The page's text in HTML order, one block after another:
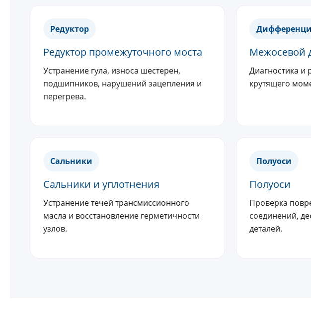
Редуктор
Редуктор промежуточного моста
Устранение гула, износа шестерен,
подшипников, нарушений зацепления и
перегрева.
Межосевой
Диагностика и
крутящего
Сальники
Сальники и уплотнения
Устранение течей трансмиссионного
масла и восстановление герметичности
узлов.
Полуоси
Полуоси
Проверка
соединений,
деталей.